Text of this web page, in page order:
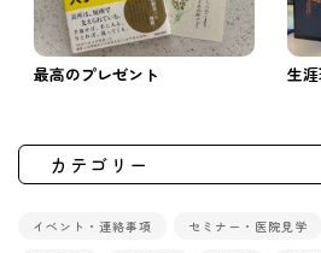
最高のプレゼント 生
カテゴリー
イベント・連絡事項 セミナー・医院見学